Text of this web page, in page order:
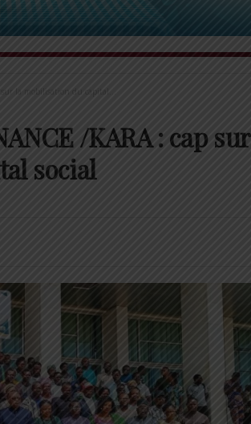
la mobilisation du capital...
/KARA : cap sur
social